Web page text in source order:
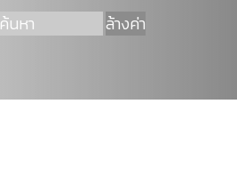
ค้นหา ล้างค่า